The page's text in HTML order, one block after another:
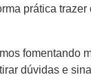
prática
fomentando
dúvidas e